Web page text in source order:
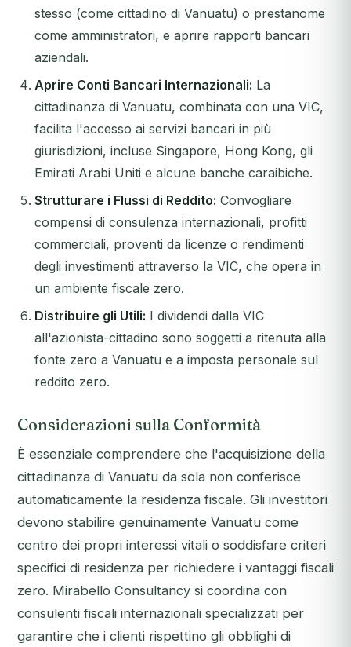
stesso (come cittadino di Vanuatu) o prestanome
come amministratori, e aprire rapporti bancari
aziendali.
Aprire Conti Bancari Internazionali: La
cittadinanza di Vanuatu, combinata con una VIC,
facilita l'accesso ai servizi bancari in più
giurisdizioni, incluse Singapore, Hong Kong, gli
Emirati Arabi Uniti e alcune banche caraibiche.
Strutturare i Flussi di Reddito: Convogliare
compensi di consulenza internazionali, profitti
commerciali, proventi da licenze o rendimenti
degli investimenti attraverso la VIC, che opera in
un ambiente fiscale zero.
Distribuire gli Utili: I dividendi dalla VIC
all'azionista-cittadino sono soggetti a ritenuta alla
fonte zero a Vanuatu e a imposta personale sul
reddito zero.
Considerazioni sulla Conformità
È essenziale comprendere che l'acquisizione della
cittadinanza di Vanuatu da sola non conferisce
automaticamente la residenza fiscale. Gli investitori
devono stabilire genuinamente Vanuatu come
centro dei propri interessi vitali o soddisfare criteri
specifici di residenza per richiedere i vantaggi fiscali
zero. Mirabello Consultancy si coordina con
consulenti fiscali internazionali specializzati per
garantire che i clienti rispettino gli obblighi di